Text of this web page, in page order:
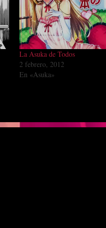
La Asuka de Todos
2 febrero, 2012
En «Asuka»